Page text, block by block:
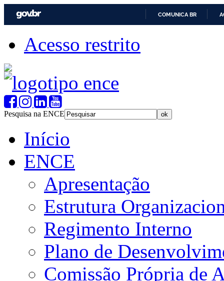
COMUNICA BR
Acesso restrito
Pesquisa na ENCE
Início
ENCE
Apresentação
Estrutura
Regimento Interno
Plano de
Comissão Própria de